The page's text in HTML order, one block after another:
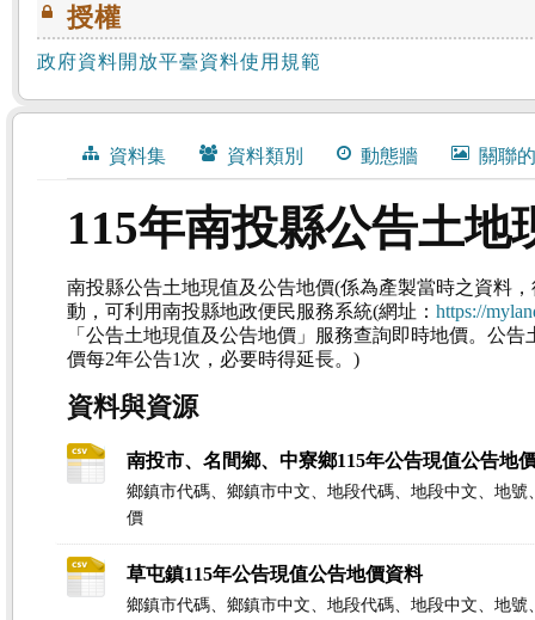
授權
政府資料開放平臺資料使用規範
資料集 資料類別 動態牆 關聯的
115年南投縣公告土地
南投縣公告土地現值及公告地價(係為產製當時之資料
動，可利用南投縣地政便民服務系統(網址： https://
「公告土地現值及公告地價」服務查詢即時地價。公
價每2年公告1次，必要時得延長。)
資料與資源
南投市、名間鄉、中寮鄉115年公告現值公告地
鄉鎮市代碼、鄉鎮市中文、地段代碼、地段中文、地
價
草屯鎮115年公告現值公告地價資料
鄉鎮市代碼、鄉鎮市中文、地段代碼、地段中文、地